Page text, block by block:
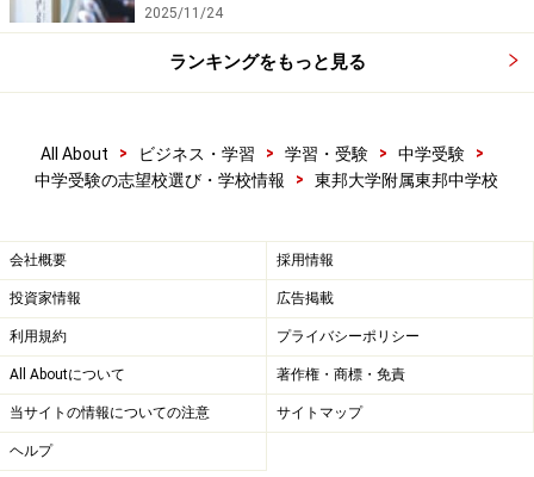
2025/11/24
ランキングをもっと見る
All About > ビジネス・学習 > 学習・受験 > 中学受験
>
中学受験の志望校選び・学校情報
> 東邦大学附属東邦中学校
会社概要 採用情報
投資家情報 広告掲載
利用規約 プライバシーポリシー
All Aboutについて 著作権・商標・免責
当サイトの情報についての注意 サイトマップ
ヘルプ